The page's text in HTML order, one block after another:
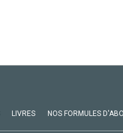
LIVRES NOS FORMULES